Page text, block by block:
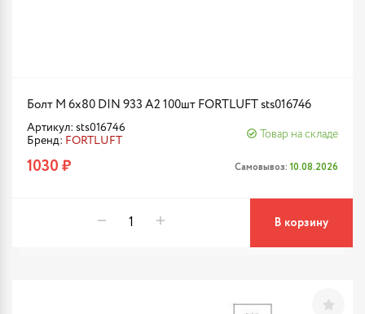
Болт М 6х80 DIN 933 A2 100шт FORTLUFT sts016746
Артикул: sts016746
Бренд: FORTLUFT
Товар на складе
1030 ₽ Самовывоз: 10.08.2026
В корзину